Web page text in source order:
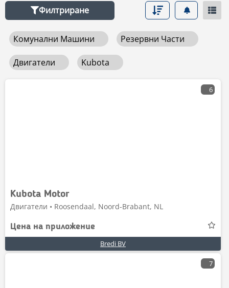
Филтриране
Комунални Машини Резервни Части
Двигатели Kubota
6
Kubota Motor
Двигатели • Roosendaal, Noord-Brabant, NL
Цена на приложение
Bredi BV
7